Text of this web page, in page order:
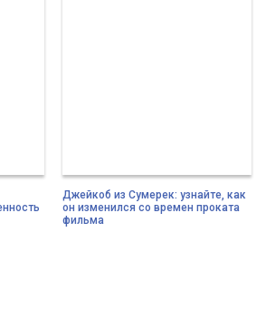
Джейкоб из Сумерек: узнайте, как
он изменился со времен проката
фильма